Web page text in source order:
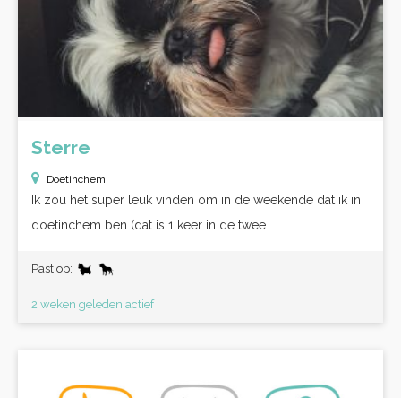
Sterre
Doetinchem
Ik zou het super leuk vinden om in de weekende dat ik in
doetinchem ben (dat is 1 keer in de twee...
Past op:
2 weken geleden actief